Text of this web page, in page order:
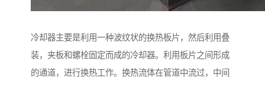
冷却器主要是利用一种波纹状的换热板片，然后利用叠
装，夹板和螺栓固定而成的冷却器。利用板片之间形成
的通道，进行换热工作。换热流体在管道中流过，中间